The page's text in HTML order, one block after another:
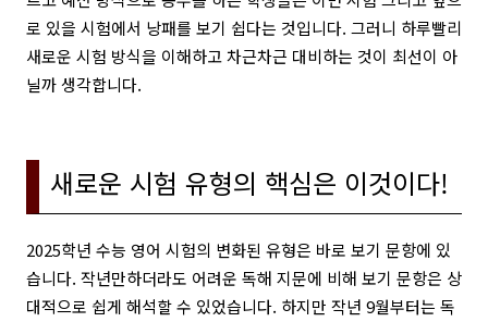
로 있을 시험에서 낭패를 보기 쉽다는 것입니다. 그러니 하루빨리
새로운 시험 방식을 이해하고 차근차근 대비하는 것이 최선이 아
닐까 생각합니다.
새로운 시험 유형의 핵심은 이것이다!
2025학년 수능 영어 시험의 변화된 유형은 바로 보기 문항에 있
습니다. 작년만하더라도 어려운 독해 지문에 비해 보기 문항은 상
대적으로 쉽게 해석할 수 있었습니다. 하지만 작년 9월부터는 독